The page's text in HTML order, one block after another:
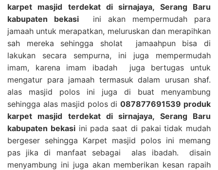
karpet masjid terdekat di sirnajaya, Serang Baru
kabupaten bekasi ini akan mempermudah para
jamaah untuk merapatkan, meluruskan dan merapihkan
sah mereka sehingga sholat jamaahpun bisa di
lakukan secara sempurna, ini juga mempermudah
imam, karena imam ibadah juga bertugas untuk
mengatur para jamaah termasuk dalam urusan shaf.
alas masjid polos ini juga di buat menyambung
sehingga alas masjid polos di087877691539 produk
karpet masjid terdekat di sirnajaya, Serang Baru
kabupaten bekasiini pada saat di pakai tidak mudah
bergeser sehingga Karpet masjid polos ini memang
pas jika di manfaat sebagai alas ibadah. disain
menyambung ini juga akan memberikan kesan rapaih